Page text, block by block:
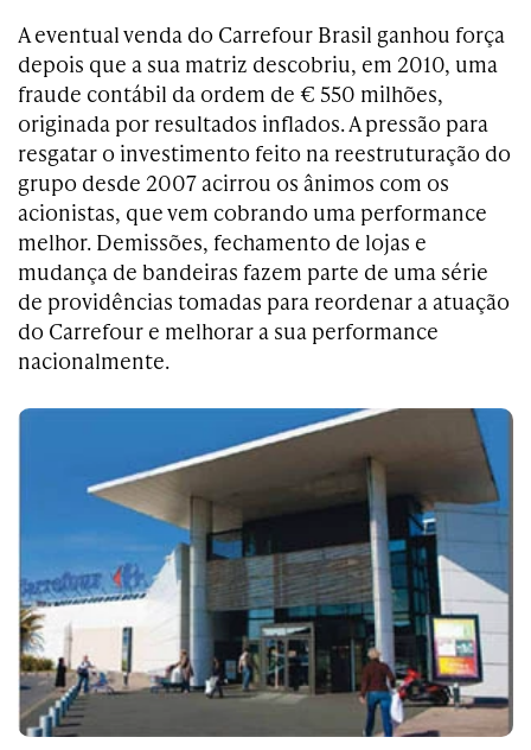
A eventual venda do Carrefour Brasil ganhou força
depois que a sua matriz descobriu, em 2010, uma
fraude contábil da ordem de € 550 milhões,
originada por resultados inflados. A pressão para
resgatar o investimento feito na reestruturação do
grupo desde 2007 acirrou os ânimos com os
acionistas, que vem cobrando uma performance
melhor. Demissões, fechamento de lojas e
mudança de bandeiras fazem parte de uma série
de providências tomadas para reordenar a atuação
do Carrefour e melhorar a sua performance
nacionalmente.